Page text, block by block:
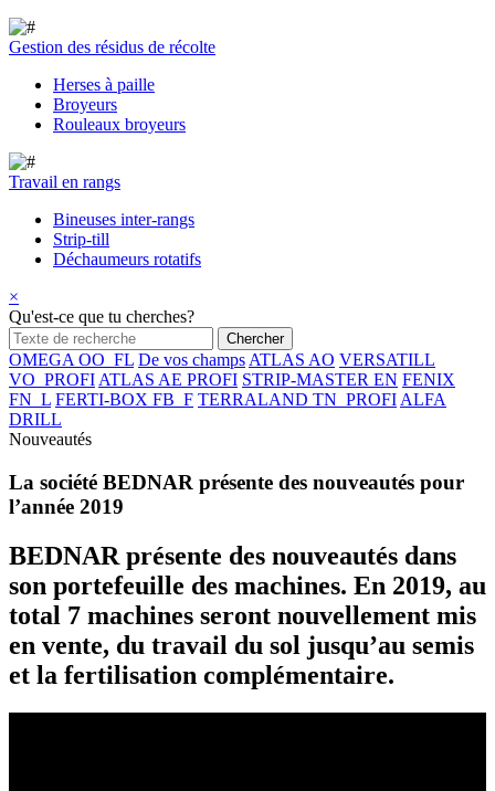
Gestion des résidus de récolte
Herses à paille
Broyeurs
Rouleaux broyeurs
Travail en rangs
Bineuses inter-rangs
Strip-till
Déchaumeurs rotatifs
×
Qu'est-ce que tu cherches?
OMEGA OO_FL De vos champs ATLAS AO VERSATILL
VO_PROFI ATLAS AE PROFI STRIP-MASTER EN FENIX
FN_L FERTI-BOX FB_F TERRALAND TN_PROFI ALFA
DRILL
Nouveautés
La société BEDNAR présente des nouveautés pour
l’année 2019
BEDNAR présente des nouveautés dans
son portefeuille des machines. En 2019, au
total 7 machines seront nouvellement mis
en vente, du travail du sol jusqu’au semis
et la fertilisation complémentaire.